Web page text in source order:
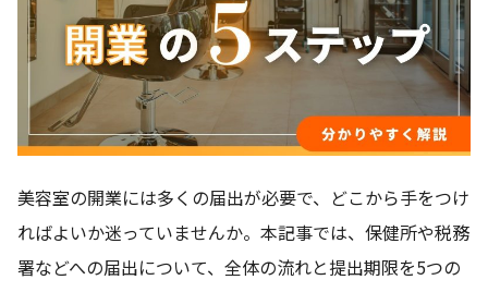
美容室の開業には多くの届出が必要で、どこから手をつけ
ればよいか迷っていませんか。本記事では、保健所や税務
署などへの届出について、全体の流れと提出期限を5つの